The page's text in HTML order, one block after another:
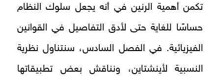
تكمن أهمية الرنين في أنه يجعل سلوك النظام
حساسًا للغاية حتى لأدق التفاصيل في القوانين
الفيزيائية. في الفصل السادس، سنتناول نظرية
النسبية لأينشتاين، ونناقش بعض تطبيقاتها